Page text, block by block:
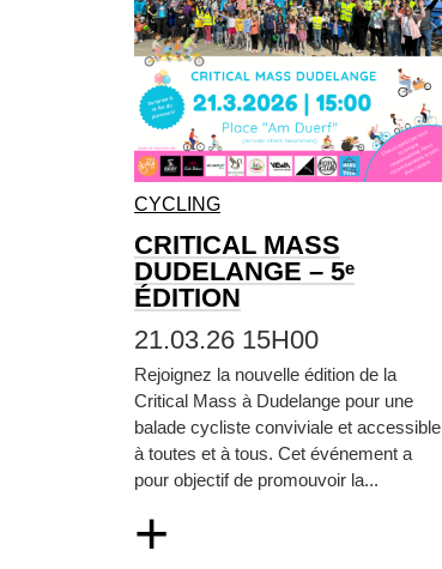
CYCLING
CRITICAL MASS
DUDELANGE – 5ᵉ
ÉDITION
21.03.26 15H00
Rejoignez la nouvelle édition de la
Critical Mass à Dudelange pour une
balade cycliste conviviale et accessible
à toutes et à tous. Cet événement a
pour objectif de promouvoir la...
+